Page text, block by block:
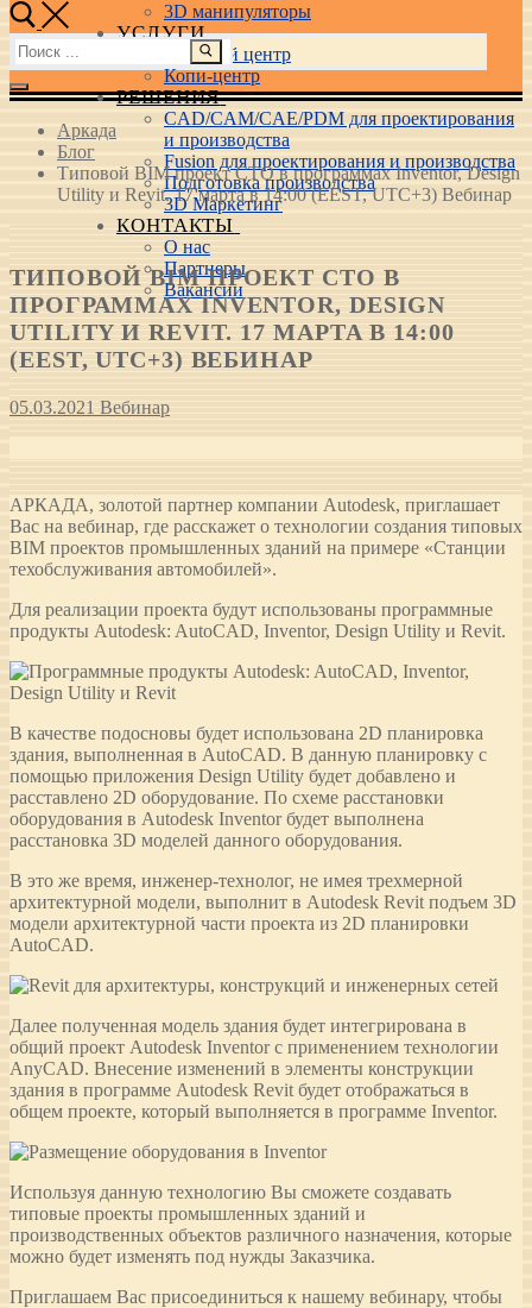
3D манипуляторы
УСЛУГИ
Учебный центр
Копи-центр
РЕШЕНИЯ
CAD/CAM/CAE/PDM для проектирования
и производства
Fusion для проектирования и производства
Подготовка производства
3D Маркетинг
КОНТАКТЫ
О нас
Партнеры
Вакансии
Найти:
Аркада
Блог
Типовой BIM проект СТО в программах Inventor, Design
Utility и Revit. 17 марта в 14:00 (EEST, UTC+3) Вебинар
ТИПОВОЙ BIM ПРОЕКТ СТО В
ПРОГРАММАХ INVENTOR, DESIGN
UTILITY И REVIT. 17 МАРТА В 14:00
(EEST, UTC+3) ВЕБИНАР
05.03.2021 Вебинар
АРКАДА, золотой партнер компании Autodesk, приглашает
Вас на вебинар, где расскажет о технологии создания типовых
BIM проектов промышленных зданий на примере «Станции
техобслуживания автомобилей».
Для реализации проекта будут использованы программные
продукты Autodesk: AutoCAD, Inventor, Design Utility и Revit.
В качестве подосновы будет использована 2D планировка
здания, выполненная в AutoCAD. В данную планировку с
помощью приложения Design Utility будет добавлено и
расставлено 2D оборудование. По схеме расстановки
оборудования в Autodesk Inventor будет выполнена
расстановка 3D моделей данного оборудования.
В это же время, инженер-технолог, не имея трехмерной
архитектурной модели, выполнит в Autodesk Revit подъем 3D
модели архитектурной части проекта из 2D планировки
AutoCAD.
Далее полученная модель здания будет интегрирована в
общий проект Autodesk Inventor с применением технологии
AnyCAD. Внесение изменений в элементы конструкции
здания в программе Autodesk Revit будет отображаться в
общем проекте, который выполняется в программе Inventor.
Используя данную технологию Вы сможете создавать
типовые проекты промышленных зданий и
производственных объектов различного назначения, которые
можно будет изменять под нужды Заказчика.
Приглашаем Вас присоединиться к нашему вебинару, чтобы